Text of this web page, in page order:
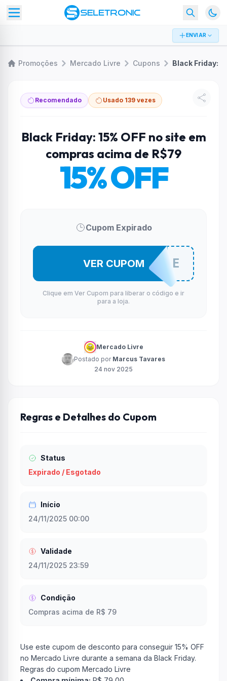
ENVIAR
Promoções Mercado Livre Cupons
Recomendado Usado 139 vezes
Black Friday: 15% OFF no site em
compras acima de R$79
15% OFF
Cupom Expirado
HOJEVALE
VER CUPOM
Clique em Ver Cupom para liberar o código e ir
para a loja.
Mercado Livre
Postado por Marcus Tavares
24 nov 2025
Regras e Detalhes do Cupom
Status
Expirado / Esgotado
Início
24/11/2025 00:00
Validade
24/11/2025 23:59
Condição
Compras acima de R$ 79
Use este cupom de desconto para conseguir 15% OFF
no Mercado Livre durante a semana da Black Friday.
Regras do cupom Mercado Livre